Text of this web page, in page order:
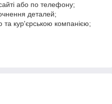
або по телефону;
деталей;
кур'єрською компанією;